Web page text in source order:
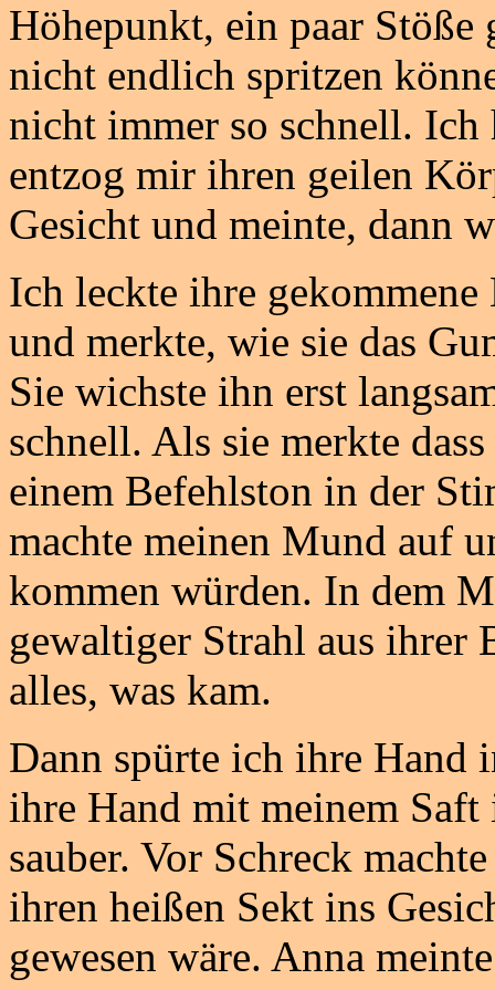
Höhepunkt, ein paar
nicht endlich spritzen
nicht immer so schnell. Ich
entzog mir ihren geilen
Gesicht und meinte, dann
Ich leckte ihre
und merkte, wie sie das
Sie wichste ihn erst
schnell. Als sie merkte
einem Befehlston in der
machte meinen Mund auf
kommen würden. In dem
gewaltiger Strahl aus ihrer
alles, was kam.
Dann spürte ich ihre Hand
ihre Hand mit meinem
sauber. Vor Schreck
ihren heißen Sekt ins
gewesen wäre. Anna